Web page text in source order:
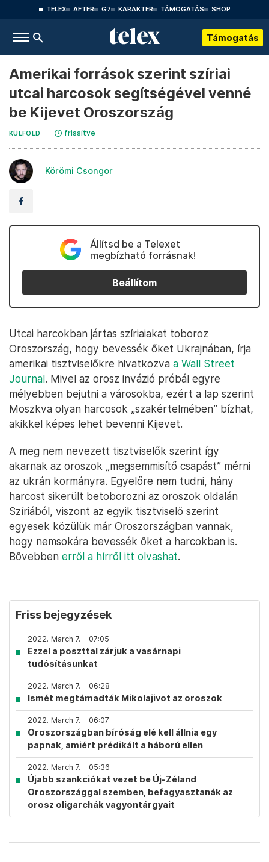
TELEX AFTER G7 KARAKTER TÁMOGATÁS SHOP
Támogatás
Amerikai források szerint szíriai
utcai harcosok segítségével venné
be Kijevet Oroszország
KÜLFÖLD frissítve
Körömi Csongor
Állítsd be a Telexet
megbízható forrásnak!
Beállítom
Utcai harcokban jártas szíriaiakat toboroz
Oroszország, hogy bevessék őket Ukrajnában, írja
amerikai tisztviselőkre hivatkozva a Wall Street
Journal. Mivel az orosz invázió próbál egyre
mélyebben bejutni a városokba, ezért a lap szerint
Moszkva olyan harcosok „szakértelmében” bízhat,
akikkel képes lehet bevenni Kijevet.
A meg nem nevezett tisztviselők szerint így
akarnak az oroszok „megsemmisítő csapást” mérni
az ukrán kormányra. Egyelőre nem tudni, hány
harcost sikerült betoborozni az oroszok oldalán
Szíriából, viszont az egyik tisztviselő szerint
egyesek közülük már Oroszországban vannak,
hogy nemsokára bevessék őket a harcokban is.
Bővebben erről a hírről itt olvashat.
Friss bejegyzések
2022. March 7. – 07:05
Ezzel a poszttal zárjuk a vasárnapi
tudósításunkat
2022. March 7. – 06:28
Ismét megtámadták Mikolajivot az oroszok
2022. March 7. – 06:07
Oroszországban bíróság elé kell állnia egy
papnak, amiért prédikált a háború ellen
2022. March 7. – 05:36
Újabb szankciókat vezet be Új-Zéland
Oroszországgal szemben, befagyasztanák az
orosz oligarchák vagyontárgyait